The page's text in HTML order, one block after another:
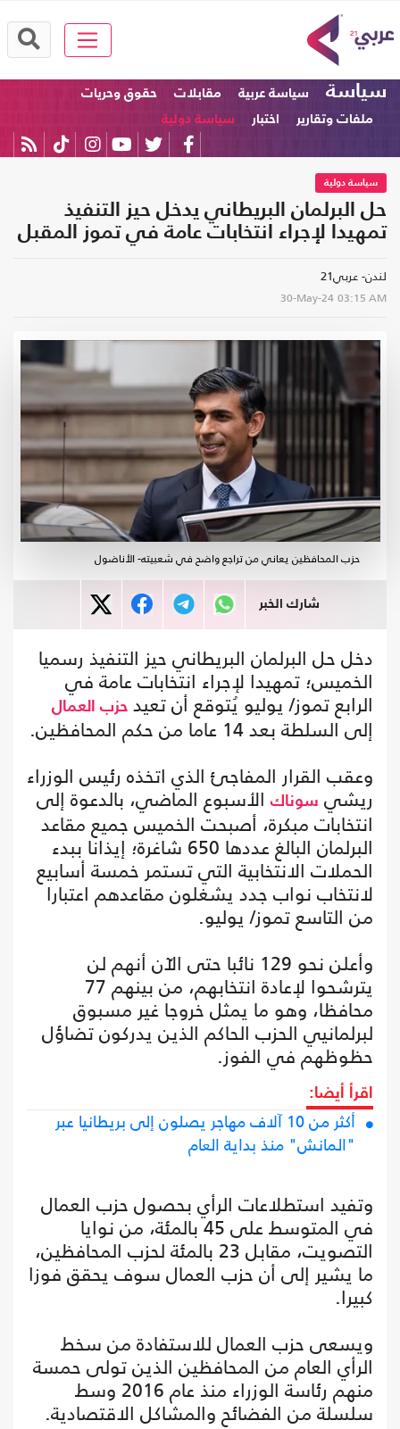
سياسة سياسة عربية مقابلات
حقوق وحريات
ملفات وتقارير
اختبار سياسة دولية
سياسة دولية
حل البرلمان البريطاني يدخل حيز التنفيذ
تمهيدا لإجراء انتخابات عامة في تموز المقبل
لندن- عربي21
30-May-24 03:15 AM
حزب المحافظين يعاني من تراجع واضح في شعبيته- الأناضول
شارك الخبر
دخل حل البرلمان البريطاني حيز التنفيذ رسميا
الخميس؛ تمهيدا لإجراء انتخابات عامة في
الرابع تموز/ يوليو يُتوقع أن تعيد حزب العمال
إلى السلطة بعد 14 عاما من حكم المحافظين.
وعقب القرار المفاجئ الذي اتخذه رئيس الوزراء
ريشي سوناك الأسبوع الماضي، بالدعوة إلى
انتخابات مبكرة، أصبحت الخميس جميع مقاعد
البرلمان البالغ عددها 650 شاغرة؛ إيذانا ببدء
الحملات الانتخابية التي تستمر خمسة أسابيع
لانتخاب نواب جدد يشغلون مقاعدهم اعتبارا
من التاسع تموز/ يوليو.
وأعلن نحو 129 نائبا حتى الآن أنهم لن
يترشحوا لإعادة انتخابهم، من بينهم 77
محافظا، وهو ما يمثل خروجا غير مسبوق
لبرلمانيي الحزب الحاكم الذين يدركون تضاؤل
حظوظهم في الفوز.
اقرأ أيضا:
أكثر من 10 آلاف مهاجر يصلون إلى بريطانيا عبر
"المانش" منذ بداية العام
وتفيد استطلاعات الرأي بحصول حزب العمال
في المتوسط على 45 بالمئة، من نوايا
التصويت، مقابل 23 بالمئة لحزب المحافظين،
ما يشير إلى أن حزب العمال سوف يحقق فوزا
كبيرا.
ويسعى حزب العمال للاستفادة من سخط
الرأي العام من المحافظين الذين تولى حمسة
منهم رئاسة الوزراء منذ عام 2016 وسط
سلسلة من الفضائح والمشاكل الاقتصادية.